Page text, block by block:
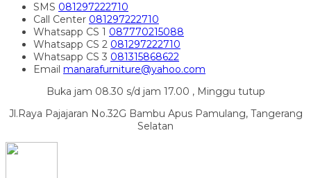
SMS 081297222710
Call Center 081297222710
Whatsapp CS 1 087770215088
Whatsapp CS 2 081297222710
Whatsapp CS 3 081315868622
Email manarafurniture@yahoo.com
Buka jam 08.30 s/d jam 17.00 , Minggu tutup
Jl.Raya Pajajaran No.32G Bambu Apus Pamulang, Tangerang
Selatan